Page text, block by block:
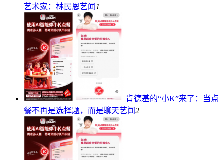
艺术家：林民恩艺闻1
肯德基的“小K”来了：当点
餐不再是选择题，而是聊天艺闻2